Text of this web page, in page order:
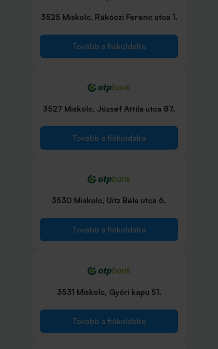
3525 Miskolc, Rákóczi Ferenc utca 1.
Tovább a fiókoldalra
3527 Miskolc, József Attila utca 87.
Tovább a fiókoldalra
3530 Miskolc, Uitz Béla utca 6.
Tovább a fiókoldalra
3531 Miskolc, Győri kapu 51.
Tovább a fiókoldalra